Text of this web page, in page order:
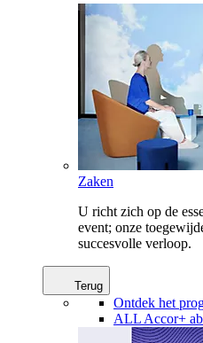
Zaken
U richt zich op de
event; onze
succesvolle verloop.
Terug
Ontdek het
ALL Accor+